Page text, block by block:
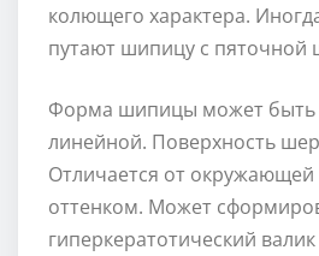
колющего характера.
путают шипицу с пяточной
Форма шипицы может быть
линейной. Поверхность
Отличается от
оттенком. Может
гиперкератотический